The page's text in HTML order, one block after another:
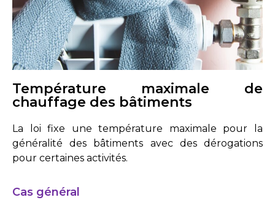
Température maximale de
chauffage des bâtiments
La loi fixe une température maximale pour la
généralité des bâtiments avec des dérogations
pour certaines activités.
Cas général